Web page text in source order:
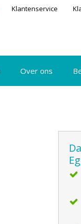
Klantenservice
Over ons